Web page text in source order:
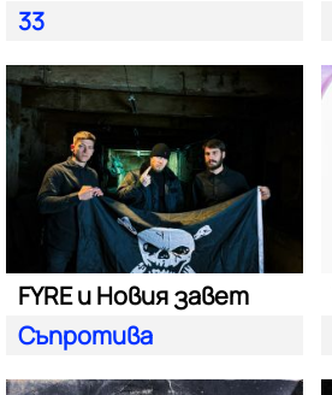
33
FYRE и Новия завет
Съпротива